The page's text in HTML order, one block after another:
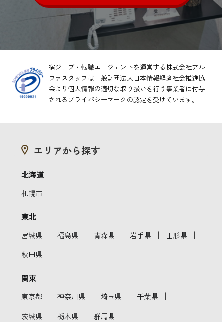
宿ジョブ・転職エージェントを運営する株式会社アル
ファスタッフは一般財団法人日本情報経済社会推進協
会より個人情報の適切な取り扱いを行う事業者に付与
されるプライバシーマークの認定を受けています。
エリアから探す
北海道
札幌市
東北
宮城県 ｜ 福島県 ｜ 青森県 ｜ 岩手県 ｜ 山形県 ｜
秋田県
関東
東京都 ｜ 神奈川県 ｜ 埼玉県 ｜ 千葉県 ｜
茨城県 ｜ 栃木県 ｜ 群馬県